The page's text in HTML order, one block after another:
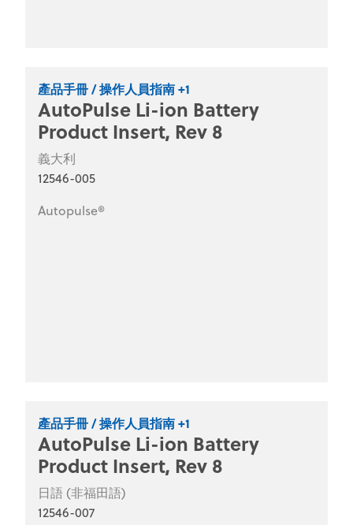
產品手冊 / 操作人員指南 +1
AutoPulse Li-ion Battery
Product Insert, Rev 8
義大利
12546-005
Autopulse®
產品手冊 / 操作人員指南 +1
AutoPulse Li-ion Battery
Product Insert, Rev 8
日語 (非福田語)
12546-007